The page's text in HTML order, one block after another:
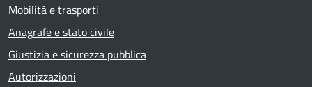
Mobilità e trasporti
Anagrafe e stato civile
Giustizia e sicurezza pubblica
Autorizzazioni